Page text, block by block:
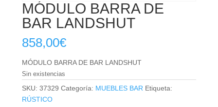
MÓDULO BARRA DE
BAR LANDSHUT
858,00€
MÓDULO BARRA DE BAR LANDSHUT
Sin existencias
SKU: 37329 Categoría: MUEBLES BAR Etiqueta:
RÚSTICO